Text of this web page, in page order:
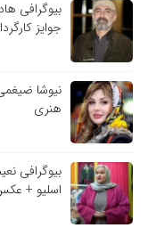
بیوگرافی
جوایز
نیوشا
هنری
بیوگرافی
اسلیو +